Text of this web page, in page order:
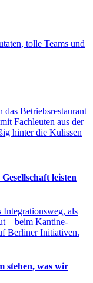
tolle Teams und
Betriebsrestaurant
Fachleuten aus der
hinter die Kulissen
leisten
Integrationsweg, als
– beim Kantine-
Berliner Initiativen.
stehen, was wir